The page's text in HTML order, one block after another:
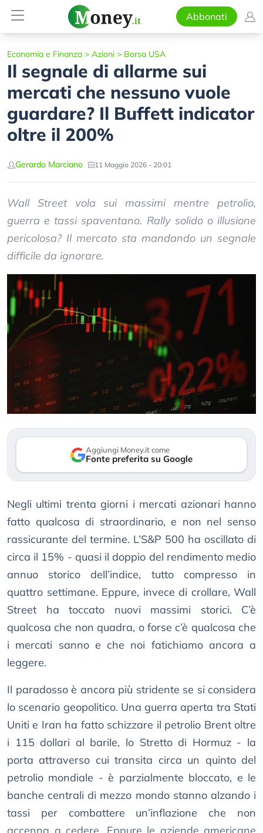
Abbonati
Economia e Finanza > Azioni > Borsa USA
Il segnale di allarme sui
mercati che nessuno vuole
guardare? Il Buffett indicator
oltre il 200%
Gerardo Marciano 11 Maggio 2026 - 20:01
Wall Street vola sui massimi mentre petrolio,
guerra e tassi spaventano. Rally solido o illusione
pericolosa? Il mercato sta mandando un segnale
difficile da ignorare.
Aggiungi Money.it come
Fonte preferita su Google
Negli ultimi trenta giorni i mercati azionari hanno
fatto qualcosa di straordinario, e non nel senso
rassicurante del termine. L’S&P 500 ha oscillato di
circa il 15% - quasi il doppio del rendimento medio
annuo storico dell’indice, tutto compresso in
quattro settimane. Eppure, invece di crollare, Wall
Street ha toccato nuovi massimi storici. C’è
qualcosa che non quadra, o forse c’è qualcosa che
i mercati sanno e che noi fatichiamo ancora a
leggere.
Il paradosso è ancora più stridente se si considera
lo scenario geopolitico. Una guerra aperta tra Stati
Uniti e Iran ha fatto schizzare il petrolio Brent oltre
i 115 dollari al barile, lo Stretto di Hormuz - la
porta attraverso cui transita circa un quinto del
petrolio mondiale - è parzialmente bloccato, e le
banche centrali di mezzo mondo stanno alzando i
tassi per combattere un’inflazione che non